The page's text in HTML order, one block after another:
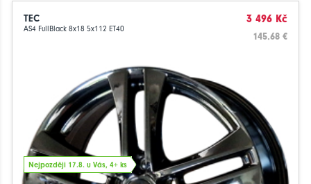
TEC
AS4 FullBlack 8x18 5x112 ET40
3 496 Kč
145.68 €
Nejpozději 17.8. u Vás, 4+ ks